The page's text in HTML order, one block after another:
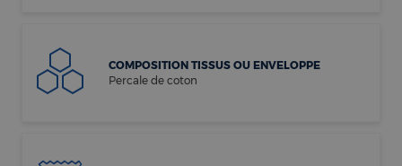
COMPOSITION TISSUS OU ENVELOPPE
Percale de coton